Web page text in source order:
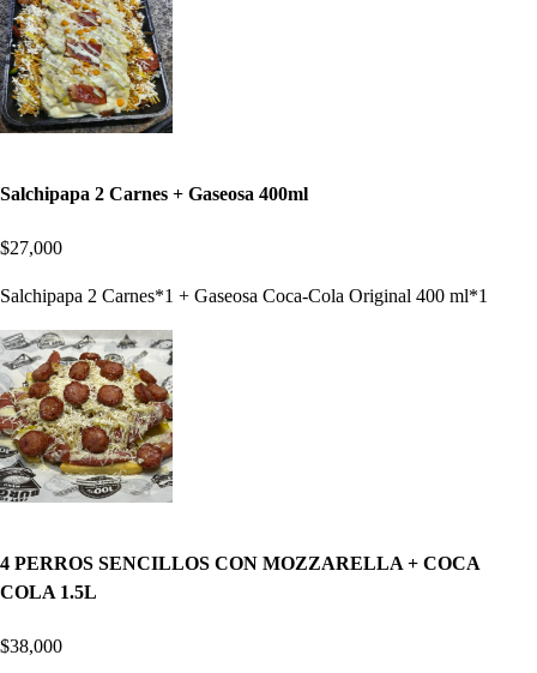
Salchipapa 2 Carnes + Gaseosa 400ml
$27,000
Salchipapa 2 Carnes*1 + Gaseosa Coca-Cola Original 400 ml*1
4 PERROS SENCILLOS CON MOZZARELLA + COCA
COLA 1.5L
$38,000